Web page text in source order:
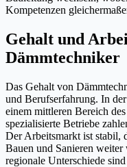
Kompetenzen
Gehalt und
Dämmtechniker
Das Gehalt von
und Berufserfahrung. In
einem mittleren Bereich
spezialisierte Betriebe
Der Arbeitsmarkt ist stabil,
Bauen und Sanieren weiter
regionale Unterschiede